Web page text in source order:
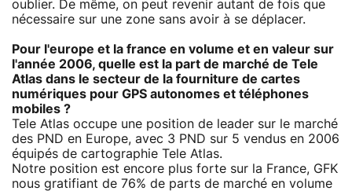
oublier. De même, on peut revenir autant de fois que
nécessaire sur une zone sans avoir à se déplacer.
Pour l'europe et la france en volume et en valeur sur
l'année 2006, quelle est la part de marché de Tele
Atlas dans le secteur de la fourniture de cartes
numériques pour GPS autonomes et téléphones
mobiles ?
Tele Atlas occupe une position de leader sur le marché
des PND en Europe, avec 3 PND sur 5 vendus en 2006
équipés de cartographie Tele Atlas.
Notre position est encore plus forte sur la France, GFK
nous gratifiant de 76% de parts de marché en volume